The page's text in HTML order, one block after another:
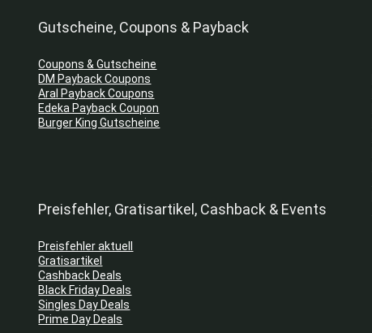
Gutscheine, Coupons & Payback
Coupons & Gutscheine
DM Payback Coupons
Aral Payback Coupons
Edeka Payback Coupon
Burger King Gutscheine
Preisfehler, Gratisartikel, Cashback & Events
Preisfehler aktuell
Gratisartikel
Cashback Deals
Black Friday Deals
Singles Day Deals
Prime Day Deals